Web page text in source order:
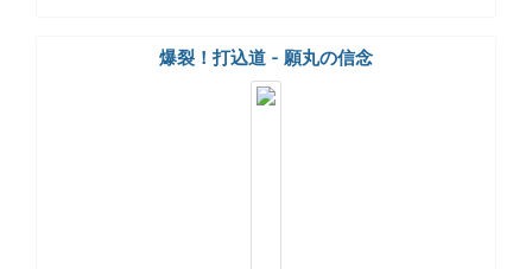
爆裂！打込道 - 願丸の信念